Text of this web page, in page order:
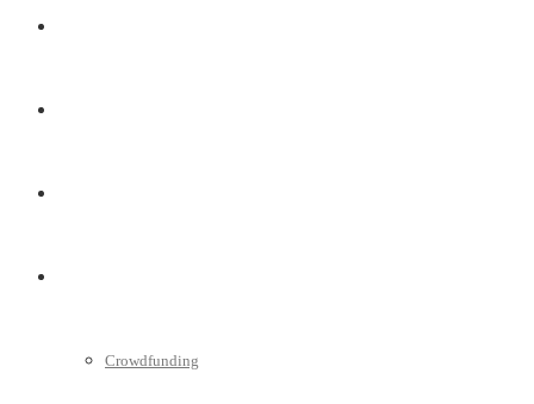
Crowdfunding